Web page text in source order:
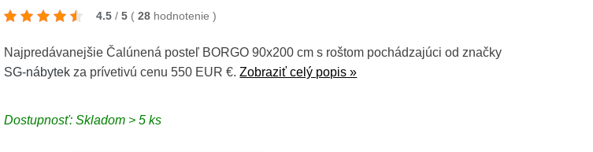
4.5 / 5 ( 28 hodnotenie)
Najpredávanejšie Čalúnená posteľ BORGO 90x200 cm s roštom pochádzajúci od značky
SG-nábytek za prívetivú cenu 550 EUR €.Zobraziť celý popis »
Dostupnosť: Skladom > 5 ks